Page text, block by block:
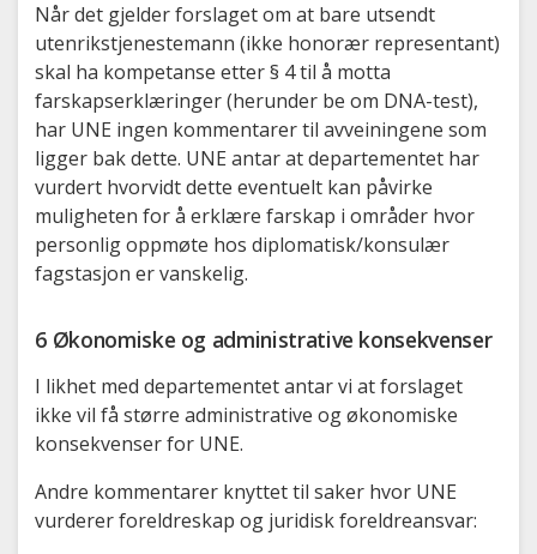
Når det gjelder forslaget om at bare utsendt
utenrikstjenestemann (ikke honorær representant)
skal ha kompetanse etter § 4 til å motta
farskapserklæringer (herunder be om DNA-test),
har UNE ingen kommentarer til avveiningene som
ligger bak dette. UNE antar at departementet har
vurdert hvorvidt dette eventuelt kan påvirke
muligheten for å erklære farskap i områder hvor
personlig oppmøte hos diplomatisk/konsulær
fagstasjon er vanskelig.
6 Økonomiske og administrative konsekvenser
I likhet med departementet antar vi at forslaget
ikke vil få større administrative og økonomiske
konsekvenser for UNE.
Andre kommentarer knyttet til saker hvor UNE
vurderer foreldreskap og juridisk foreldreansvar: